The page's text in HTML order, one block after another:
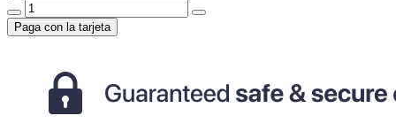
Paga con la tarjeta